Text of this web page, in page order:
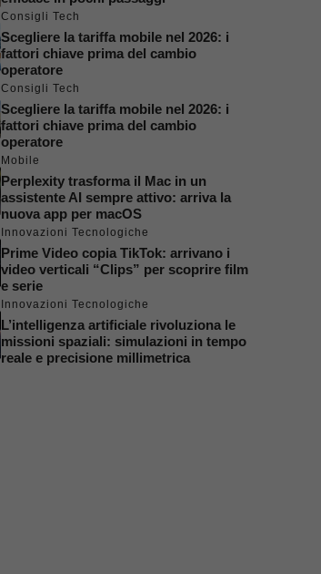
Consigli Tech
Scegliere la tariffa mobile nel 2026: i
fattori chiave prima del cambio
operatore
Consigli Tech
Scegliere la tariffa mobile nel 2026: i
fattori chiave prima del cambio
operatore
Mobile
Perplexity trasforma il Mac in un
assistente AI sempre attivo: arriva la
nuova app per macOS
Innovazioni Tecnologiche
Prime Video copia TikTok: arrivano i
video verticali “Clips” per scoprire film
e serie
Innovazioni Tecnologiche
L’intelligenza artificiale rivoluziona le
missioni spaziali: simulazioni in tempo
reale e precisione millimetrica